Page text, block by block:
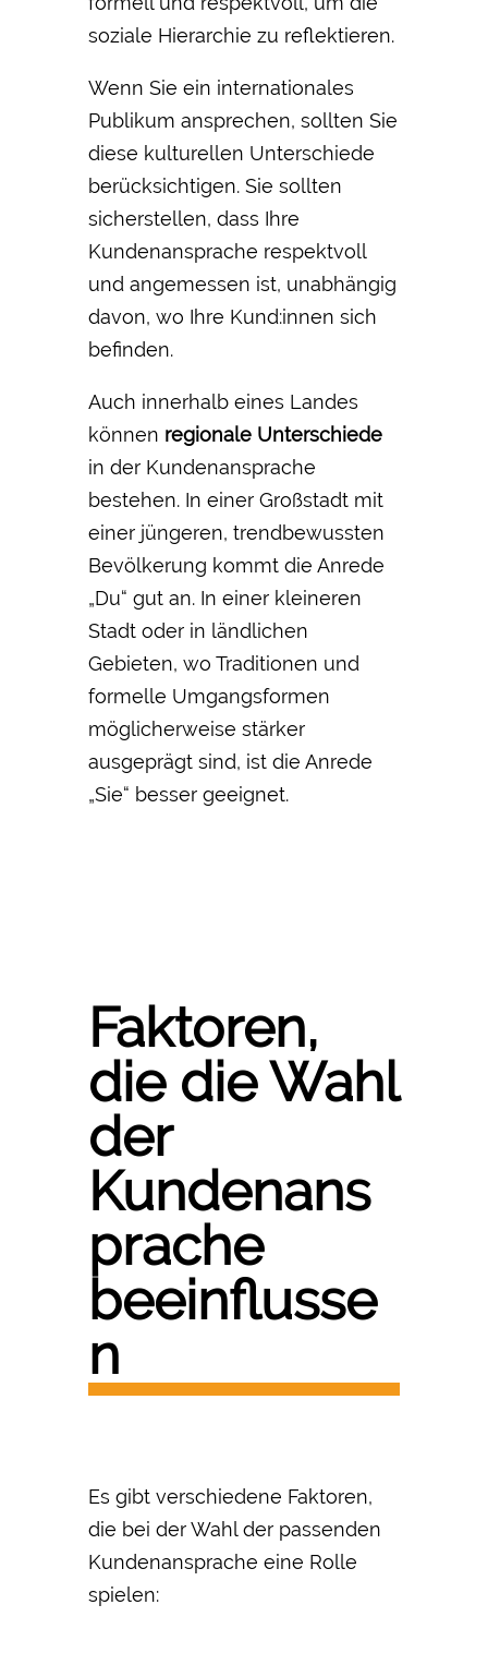
soziale Hierarchie zu reflektieren.
Wenn Sie ein internationales
Publikum ansprechen, sollten Sie
diese kulturellen Unterschiede
berücksichtigen. Sie sollten
sicherstellen, dass Ihre
Kundenansprache respektvoll
und angemessen ist, unabhängig
davon, wo Ihre Kund:innen sich
befinden.
Auch innerhalb eines Landes
können regionale Unterschiede
in der Kundenansprache
bestehen. In einer Großstadt mit
einer jüngeren, trendbewussten
Bevölkerung kommt die Anrede
„Du“ gut an. In einer kleineren
Stadt oder in ländlichen
Gebieten, wo Traditionen und
formelle Umgangsformen
möglicherweise stärker
ausgeprägt sind, ist die Anrede
„Sie“ besser geeignet.
Faktoren,
die die Wahl
der
Kundenans
prache
beeinflusse
n
Es gibt verschiedene Faktoren,
die bei der Wahl der passenden
Kundenansprache eine Rolle
spielen: